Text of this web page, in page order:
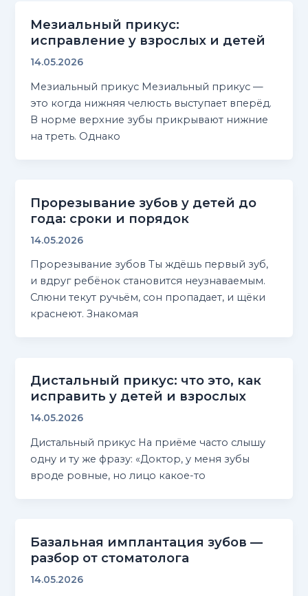
Мезиальный прикус:
исправление у взрослых и детей
14.05.2026
Мезиальный прикус Мезиальный прикус —
это когда нижняя челюсть выступает вперёд.
В норме верхние зубы прикрывают нижние
на треть. Однако
Прорезывание зубов у детей до
года: сроки и порядок
14.05.2026
Прорезывание зубов Ты ждёшь первый зуб,
и вдруг ребёнок становится неузнаваемым.
Слюни текут ручьём, сон пропадает, и щёки
краснеют. Знакомая
Дистальный прикус: что это, как
исправить у детей и взрослых
14.05.2026
Дистальный прикус На приёме часто слышу
одну и ту же фразу: «Доктор, у меня зубы
вроде ровные, но лицо какое-то
Базальная имплантация зубов —
разбор от стоматолога
14.05.2026